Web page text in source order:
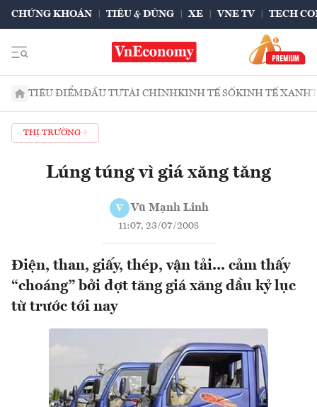
CHỨNG KHOÁN TIÊU & DÙNG XE VNE TV TECH
TIÊU ĐIỂMĐẦU TƯTÀI CHÍNHKINH TẾ SỐKINH TẾ XANH
THỊ TRƯỜNG
Lúng túng vì giá xăng tăng
V Vũ Mạnh Linh
11:07, 23/07/2008
Điện, than, giấy, thép, vận tải... cảm thấy
“choáng” bởi đợt tăng giá xăng dầu kỷ lục
từ trước tới nay